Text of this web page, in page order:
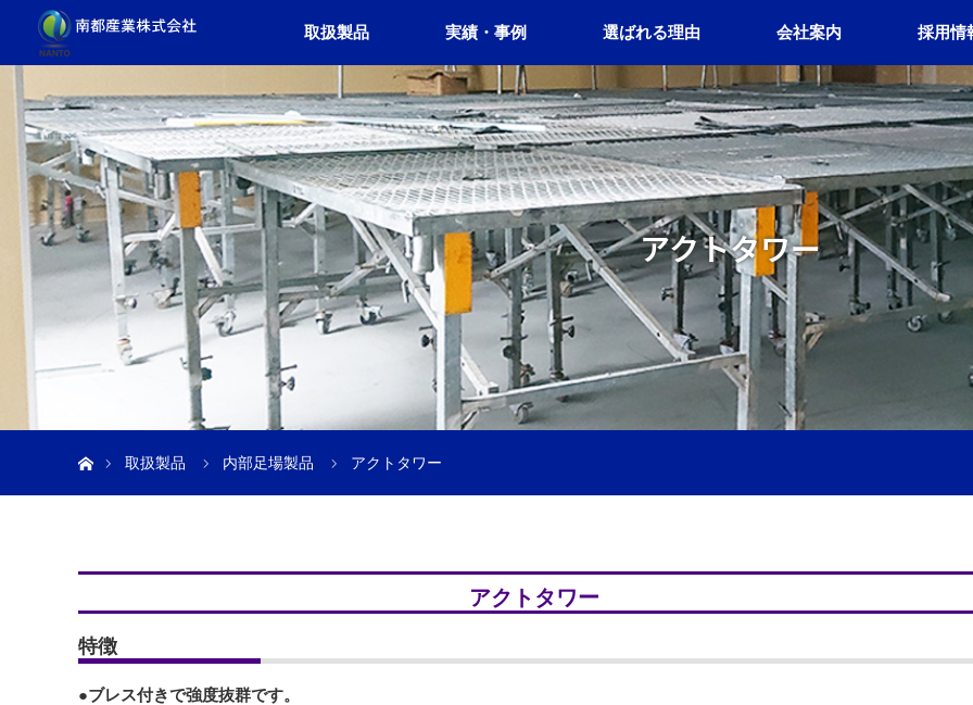
取扱製品 実績・事例 選ばれる理由 会社案内 採用情
アクトタワー
取扱製品
内部足場製品 アクトタワー
アクトタワー
特徴
●ブレス付きで強度抜群です。